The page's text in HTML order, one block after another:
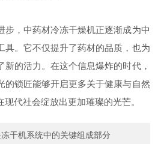
，中药材冷冻干燥机正逐渐成为中
具。它不仅提升了药材的品质，也为
的活力。在这个信息爆炸的时代，
的锁匠能够开启更多关于健康与自然
代社会绽放出更加璀璨的光芒。
干机系统中的关键组成部分